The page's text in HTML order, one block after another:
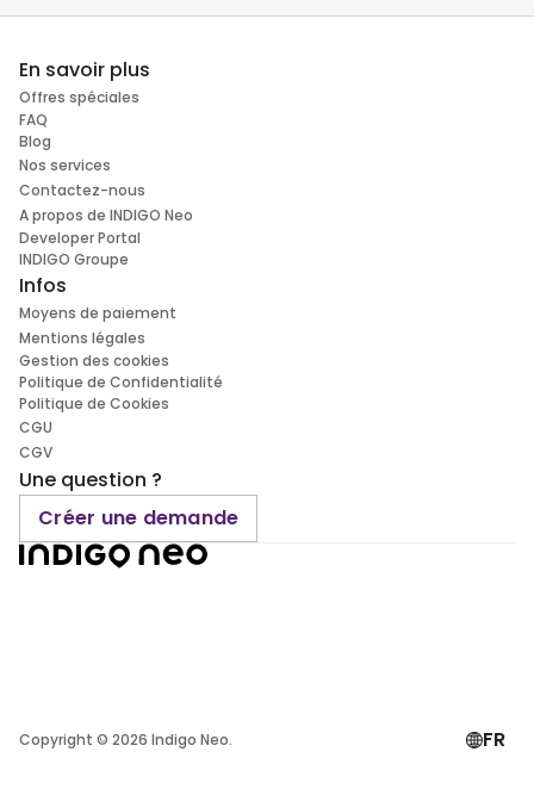
En savoir plus
Offres spéciales
FAQ
Blog
Nos services
Contactez-nous
A propos de INDIGO Neo
Developer Portal
INDIGO Groupe
Infos
Moyens de paiement
Mentions légales
Gestion des cookies
Politique de Confidentialité
Politique de Cookies
CGU
CGV
Une question ?
Créer une demande
Copyright © 2026 Indigo Neo. FR